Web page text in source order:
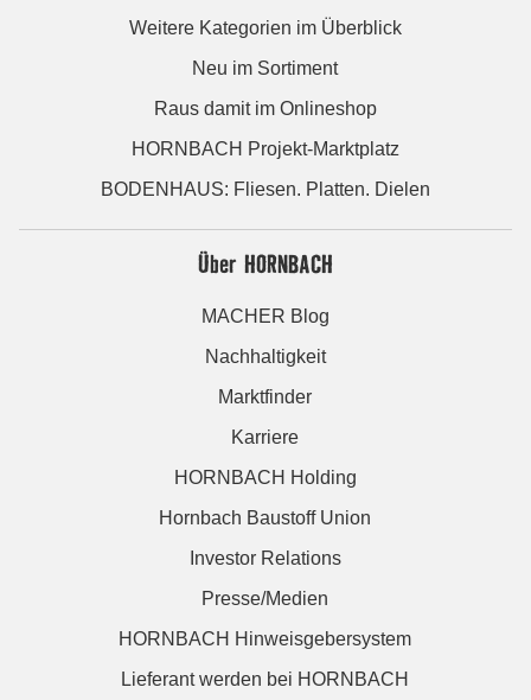
Weitere Kategorien im Überblick
Neu im Sortiment
Raus damit im Onlineshop
HORNBACH Projekt-Marktplatz
BODENHAUS: Fliesen. Platten. Dielen
Über HORNBACH
MACHER Blog
Nachhaltigkeit
Marktfinder
Karriere
HORNBACH Holding
Hornbach Baustoff Union
Investor Relations
Presse/Medien
HORNBACH Hinweisgebersystem
Lieferant werden bei HORNBACH